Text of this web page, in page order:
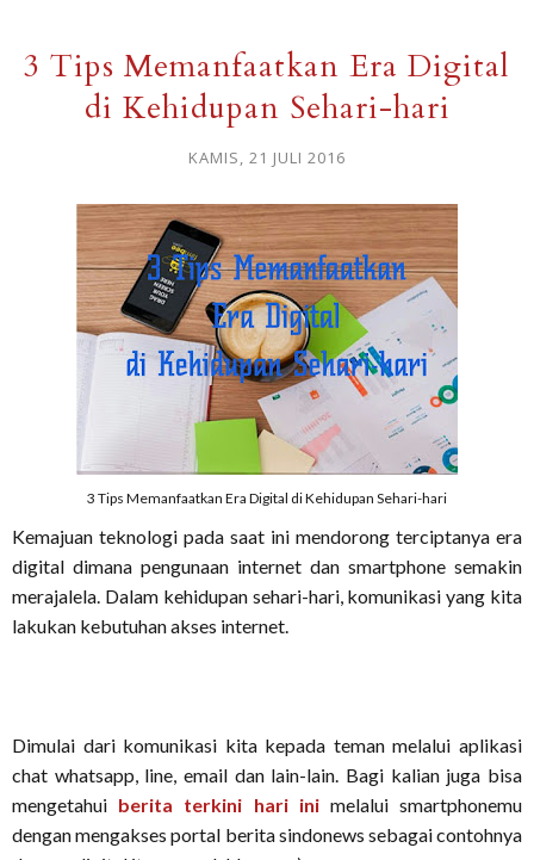
3 Tips Memanfaatkan Era Digital
di Kehidupan Sehari-hari
KAMIS, 21 JULI 2016
3 Tips Memanfaatkan Era Digital di Kehidupan Sehari-hari
Kemajuan teknologi pada saat ini mendorong terciptanya era
digital dimana pengunaan internet dan smartphone semakin
merajalela. Dalam kehidupan sehari-hari, komunikasi yang kita
lakukan kebutuhan akses internet.
Dimulai dari komunikasi kita kepada teman melalui aplikasi
chat whatsapp, line, email dan lain-lain. Bagi kalian juga bisa
mengetahui berita terkini hari inimelalui smartphonemu
dengan mengakses portal berita sindonews sebagai contohnya